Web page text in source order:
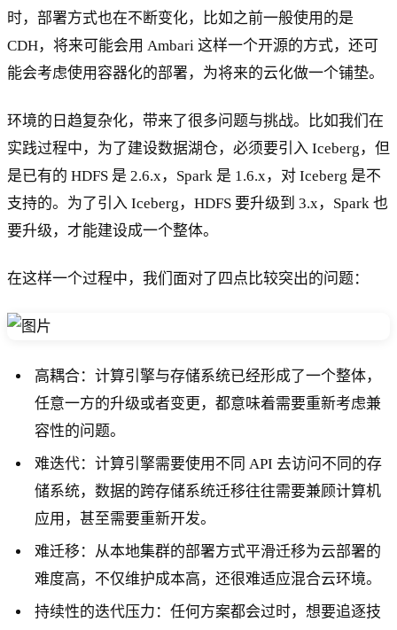
时，部署方式也在不断变化，比如之前一般使用的是
CDH，将来可能会用 Ambari 这样一个开源的方式，还可
能会考虑使用容器化的部署，为将来的云化做一个铺垫。
环境的日趋复杂化，带来了很多问题与挑战。比如我们在
实践过程中，为了建设数据湖仓，必须要引入 Iceberg，但
是已有的 HDFS 是 2.6.x，Spark 是 1.6.x，对 Iceberg 是不
支持的。为了引入 Iceberg，HDFS 要升级到 3.x，Spark 也
要升级，才能建设成一个整体。
在这样一个过程中，我们面对了四点比较突出的问题：
高耦合：计算引擎与存储系统已经形成了一个整体，
任意一方的升级或者变更，都意味着需要重新考虑兼
容性的问题。
难迭代：计算引擎需要使用不同 API 去访问不同的存
储系统，数据的跨存储系统迁移往往需要兼顾计算机
应用，甚至需要重新开发。
难迁移：从本地集群的部署方式平滑迁移为云部署的
难度高，不仅维护成本高，还很难适应混合云环境。
持续性的迭代压力：任何方案都会过时，想要追逐技